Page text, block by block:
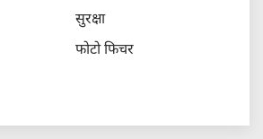
सुरक्षा
फोटो फिचर